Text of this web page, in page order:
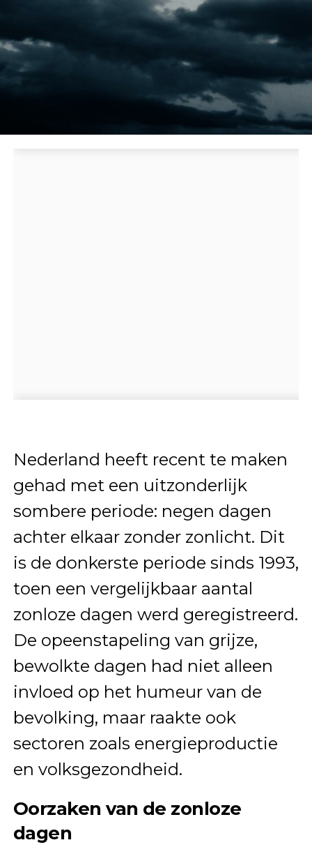
Nederland heeft recent te maken
gehad met een uitzonderlijk
sombere periode: negen dagen
achter elkaar zonder zonlicht. Dit
is de donkerste periode sinds 1993,
toen een vergelijkbaar aantal
zonloze dagen werd geregistreerd.
De opeenstapeling van grijze,
bewolkte dagen had niet alleen
invloed op het humeur van de
bevolking, maar raakte ook
sectoren zoals energieproductie
en volksgezondheid.
Oorzaken van de zonloze
dagen